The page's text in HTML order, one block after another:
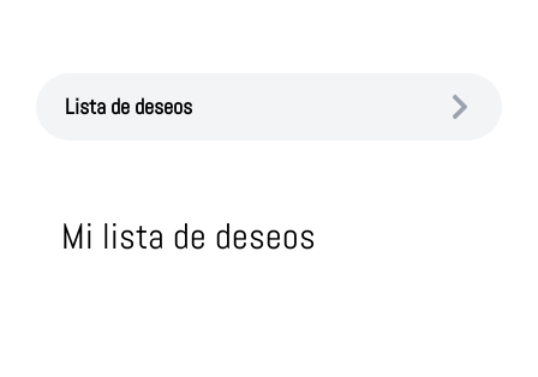
Lista de deseos
Mi lista de deseos